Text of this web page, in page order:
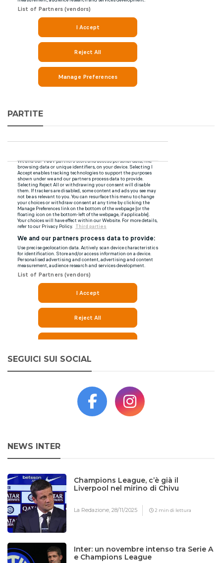
PARTITE
SEGUICI SUI SOCIAL
NEWS INTER
Champions League, c’è già il
Liverpool nel mirino di Chivu
La Redazione,28/11/2025 2 min di lettura
Inter: un novembre intenso tra Serie A
e Champions League